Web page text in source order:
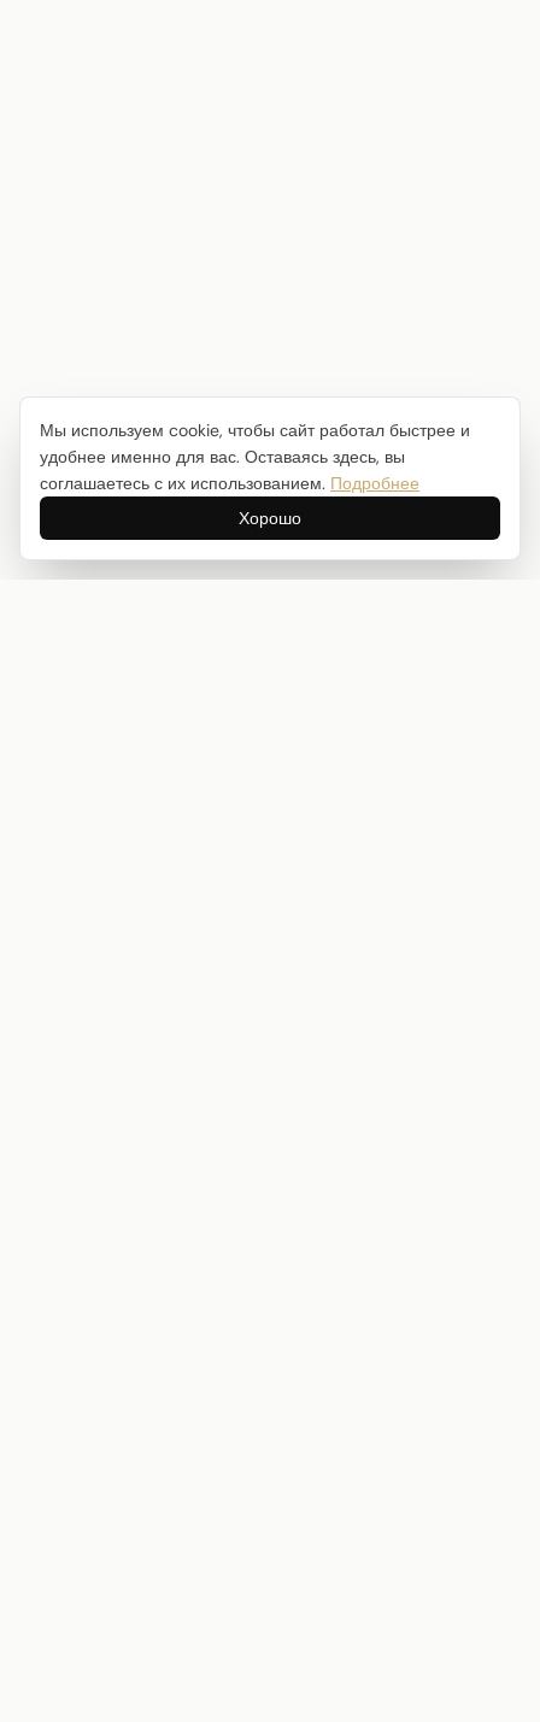
Мы используем cookie, чтобы сайт работал быстрее и
удобнее именно для вас. Оставаясь здесь, вы
соглашаетесь с их использованием. Подробнее
Хорошо